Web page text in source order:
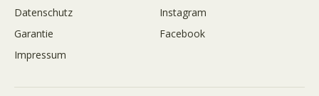
Datenschutz
Garantie
Impressum
Instagram
Facebook